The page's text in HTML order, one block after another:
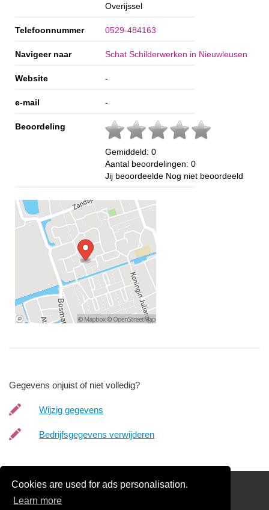
Cookies are used for ads personalisation.
Learn more
Overijssel
Telefoonnummer 0529-484163
Navigeer naar Schat Schilderwerken in Nieuwleusen
Website -
e-mail -
Beoordeling
Gemiddeld: 0
Aantal beoordelingen: 0
Jij beoordeelde Nog niet beoordeeld
Gegevens onjuist of niet volledig?
Wijzig gegevens
Bedrijfsgegevens verwijderen
Schilder Offerte Aanvragen
links